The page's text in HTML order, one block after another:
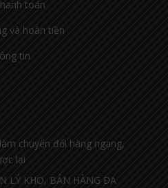
toán
và hoàn tiền
tin
chuyển đổi hàng ngang,
lại
LÝ KHO, BÁN HÀNG ĐA